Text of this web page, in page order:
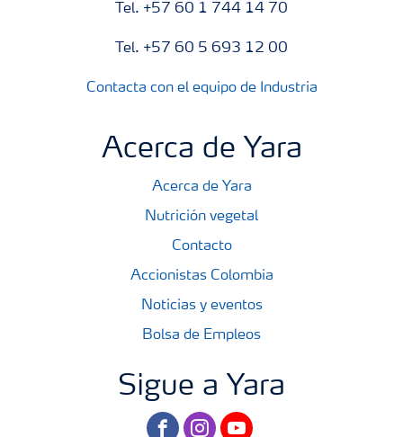
Tel. +57 60 1 744 14 70
Tel. +57 60 5 693 12 00
Contacta con el equipo de Industria
Acerca de Yara
Acerca de Yara
Nutrición vegetal
Contacto
Accionistas Colombia
Noticias y eventos
Bolsa de Empleos
Sigue a Yara
facebookinstagram
youtube